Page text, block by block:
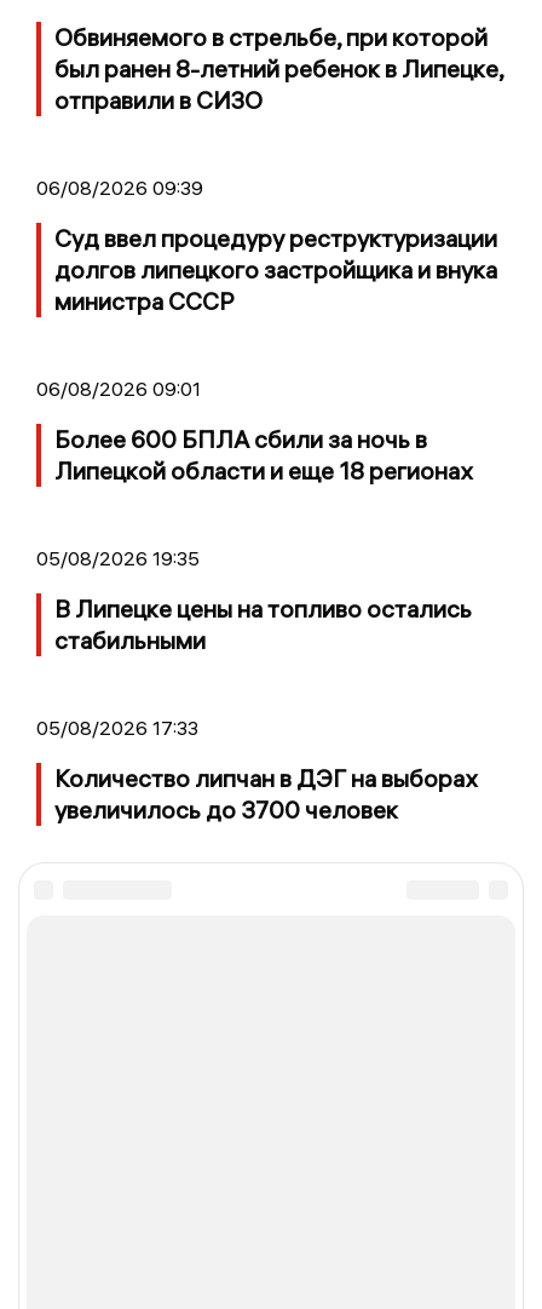
Обвиняемого в стрельбе, при которой
был ранен 8-летний ребенок в Липецке,
отправили в СИЗО
06/08/2026 09:39
Суд ввел процедуру реструктуризации
долгов липецкого застройщика и внука
министра СССР
06/08/2026 09:01
Более 600 БПЛА сбили за ночь в
Липецкой области и еще 18 регионах
05/08/2026 19:35
В Липецке цены на топливо остались
стабильными
05/08/2026 17:33
Количество липчан в ДЭГ на выборах
увеличилось до 3700 человек